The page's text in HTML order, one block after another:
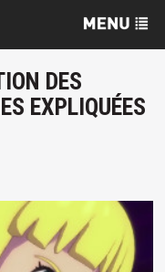
DES
EXPLIQUÉES